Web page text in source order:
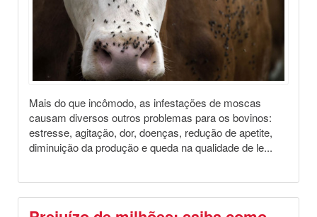
Mais do que incômodo, as infestações de moscas
causam diversos outros problemas para os bovinos:
estresse, agitação, dor, doenças, redução de apetite,
diminuição da produção e queda na qualidade de le...